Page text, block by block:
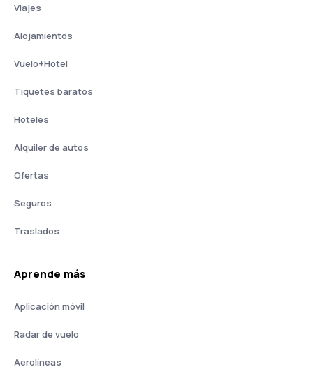
Viajes
Alojamientos
Vuelo+Hotel
Tiquetes baratos
Hoteles
Alquiler de autos
Ofertas
Seguros
Traslados
Aprende más
Aplicación móvil
Radar de vuelo
Aerolíneas